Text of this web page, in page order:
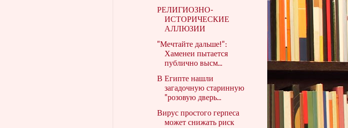
РЕЛИГИОЗНО-
ИСТОРИЧЕСКИЕ
АЛЛЮЗИИ
"Мечтайте дальше!":
Хаменеи пытается
публично высм...
В Египте нашли
загадочную старинную
"розовую дверь...
Вирус простого герпеса
может снижать риск